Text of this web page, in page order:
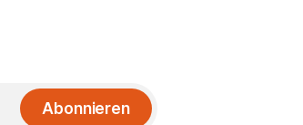
Abonnieren